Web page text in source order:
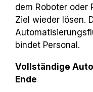
dem Roboter oder
Ziel wieder lösen.
bindet Personal.
Vollständige
Ende